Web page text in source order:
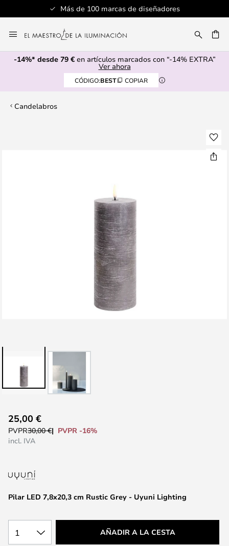
Más de 100 marcas de diseñadores
al
contenido
-14%* desde 79 €en artículos marcados con “-14% EXTRA”
Ver ahora
CÓDIGO:BEST COPIAR
Candelabros
comienzo
galería
imágenes
Pilar LED 7,8x20,3 cm Rustic Grey - Uyuni Lighting
25,00 €
PVPR30,00 €
PVPR -16%
incl. IVA
1 AÑADIR A LA CESTA